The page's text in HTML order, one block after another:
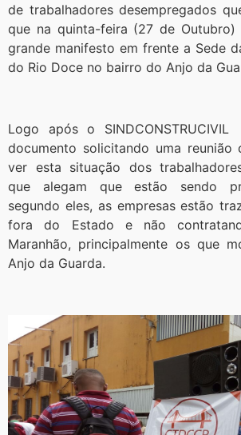
de trabalhadores desempregados
que na quinta-feira (27 de Outubro)
grande manifesto em frente a Sede
do Rio Doce no bairro do Anjo da
Logo após o
documento solicitando uma reunião
ver esta situação dos
que alegam que estão sendo
segundo eles, as empresas estão
fora do Estado e não
Maranhão, principalmente os que
Anjo da Guarda.